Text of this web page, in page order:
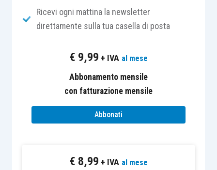
al credito d’imposta per i beni strumentali
nonché i
criteri di accesso . La misura del
destinata a strutture produttive è differenziata in
all’emendamento, il credito d’imposta per le
strutture produttive ubicate in Basilicata,
Calabria, Campania, Puglia, Sicilia e Sardegna
passeràper legrandi aziende dall’attuale 10%
al 25%, per le medie dal 15% al 35% e per le
Percentuali minori, invece, sono previste per 86
Ricevi ogni mattina la newsletter
direttamente sulla tua casella di posta
€ 9,99 + IVA al mese
Abbonamento mensile
con fatturazione mensile
Abbonati
€ 8,99 + IVA al mese